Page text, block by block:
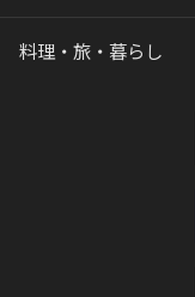
料理・旅・暮らし